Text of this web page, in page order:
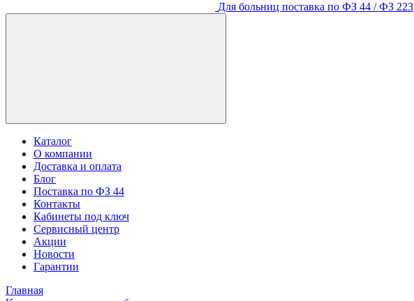
Для больниц поставка по ФЗ 44 / ФЗ 223
Каталог
О компании
Доставка и оплата
Блог
Поставка по ФЗ 44
Контакты
Кабинеты под ключ
Сервисный центр
Акции
Новости
Гарантии
Главная